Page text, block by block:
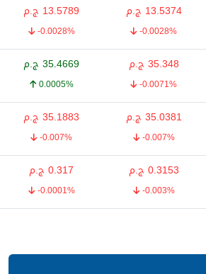
13.5374 ج.م
-0.0028%
13.5789 ج.م
-0.0028%
35.348 ج.م
-0.0071%
35.4669 ج.م
0.0005%
35.0381 ج.م
-0.007%
35.1883 ج.م
-0.007%
0.3153 ج.م
-0.003%
0.317 ج.م
-0.0001%